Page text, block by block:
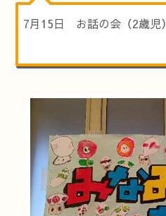
7月15日 お話の会（2歳児）